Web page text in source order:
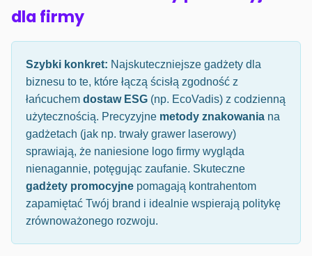
dla firmy
Szybki konkret: Najskuteczniejsze gadżety dla
biznesu to te, które łączą ścisłą zgodność z
łańcuchem dostaw ESG (np. EcoVadis) z codzienną
użytecznością. Precyzyjne metody znakowania na
gadżetach (jak np. trwały grawer laserowy)
sprawiają, że naniesione logo firmy wygląda
nienagannie, potęgując zaufanie. Skuteczne
gadżety promocyjne pomagają kontrahentom
zapamiętać Twój brand i idealnie wspierają politykę
zrównoważonego rozwoju.